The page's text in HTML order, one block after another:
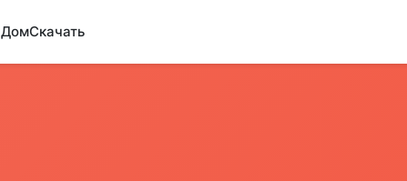
ДомСкачать